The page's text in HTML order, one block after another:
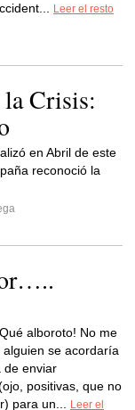
Leer el resto
la Crisis:
en Abril de este
reconoció la
alboroto! No me
se acordaría
de enviar
positivas, que no
para un...
Leer el